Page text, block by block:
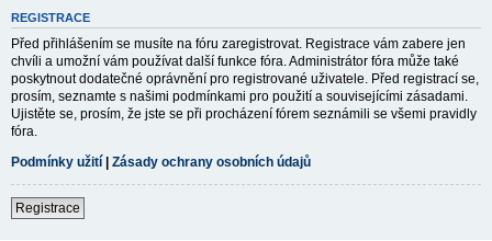
REGISTRACE
Před přihlášením se musíte na fóru zaregistrovat. Registrace vám zabere jen
chvíli a umožní vám používat další funkce fóra. Administrátor fóra může také
poskytnout dodatečné oprávnění pro registrované uživatele. Před registrací se,
prosím, seznamte s našimi podmínkami pro použití a souvisejícími zásadami.
Ujistěte se, prosím, že jste se při procházení fórem seznámili se všemi pravidly
fóra.
Podmínky užití | Zásady ochrany osobních údajů
Registrace